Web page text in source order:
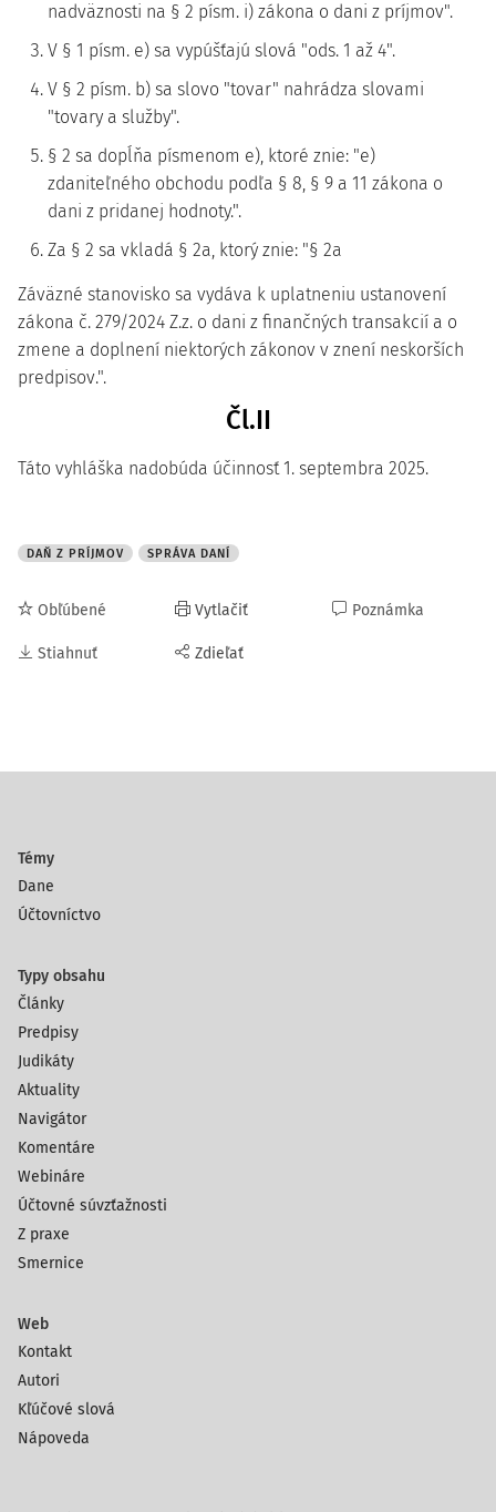
nadväznosti na § 2 písm. i) zákona o dani z príjmov".
V § 1 písm. e) sa vypúšťajú slová "ods. 1 až 4".
V § 2 písm. b) sa slovo "tovar" nahrádza slovami
"tovary a služby".
§ 2 sa dopĺňa písmenom e), ktoré znie: "e)
zdaniteľného obchodu podľa § 8, § 9 a 11 zákona o
dani z pridanej hodnoty.".
Za § 2 sa vkladá § 2a, ktorý znie: "§ 2a
Záväzné stanovisko sa vydáva k uplatneniu ustanovení
zákona č. 279/2024 Z.z. o dani z finančných transakcií a o
zmene a doplnení niektorých zákonov v znení neskorších
predpisov.".
Čl.II
Táto vyhláška nadobúda účinnosť 1. septembra 2025.
DAŇ Z PRÍJMOV SPRÁVA DANÍ
Obľúbené
Stiahnuť
Vytlačiť
Zdieľať
Poznámka
Témy
Dane
Účtovníctvo
Typy obsahu
Články
Predpisy
Judikáty
Aktuality
Navigátor
Komentáre
Webináre
Účtovné súvzťažnosti
Z praxe
Smernice
Web
Kontakt
Autori
Kľúčové slová
Nápoveda